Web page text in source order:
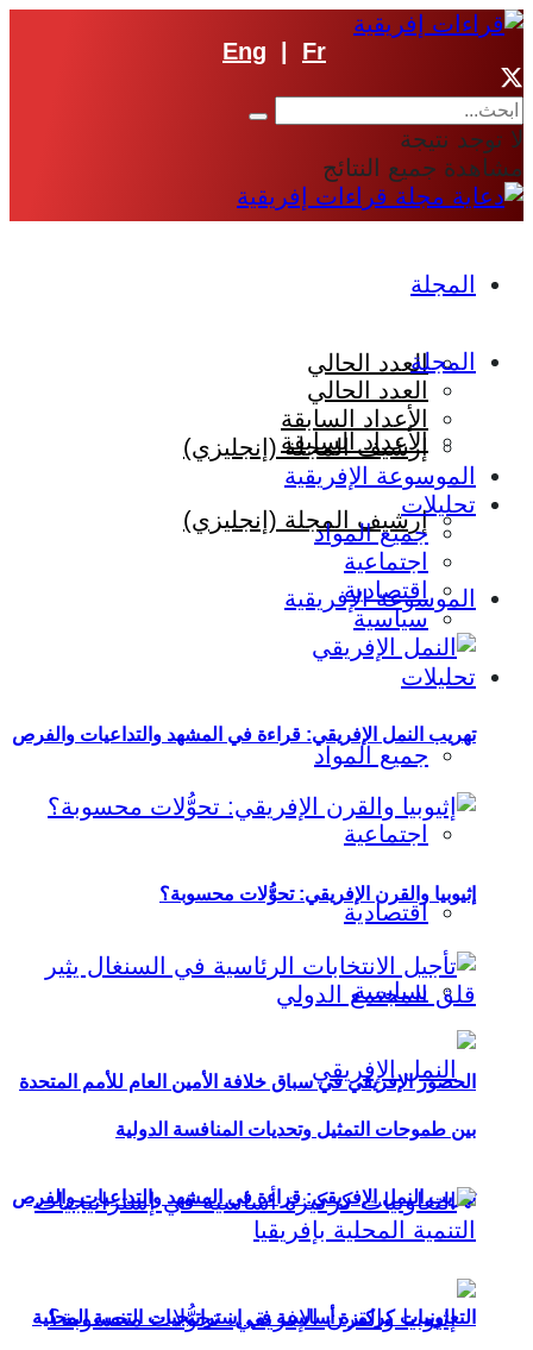
Eng Fr
لا توجد نتيجة
مشاهدة جميع النتائج
المجلة
العدد الحالي
الأعداد السابقة
إرشيف المجلة (إنجليزي)
الموسوعة الإفريقية
تحليلات
جميع المواد
اجتماعية
اقتصادية
سياسية
تهريب النمل الإفريقي: قراءة في المشهد والتداعيات والفرص
المجلة
العدد الحالي
الأعداد السابقة
إرشيف المجلة (إنجليزي)
الموسوعة الإفريقية
تحليلات
جميع المواد
اجتماعية
اقتصادية
سياسية
تهريب النمل الإفريقي: قراءة في المشهد والتداعيات والفرص
إثيوبيا والقرن الإفريقي: تحوُّلات محسوبة؟
الحضور الإفريقي في سباق خلافة الأمين العام للأمم المتحدة
بين طموحات التمثيل وتحديات المنافسة الدولية
التعاونيات كركيزة أساسية في إستراتيجيات التنمية المحلية